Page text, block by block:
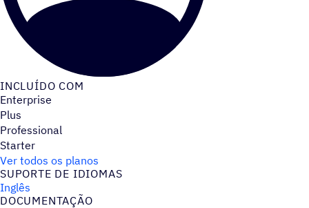
INCLUÍDO COM
Enterprise
Plus
Professional
Starter
Ver todos os planos
SUPORTE DE IDIOMAS
Inglês
DOCUMENTAÇÃO